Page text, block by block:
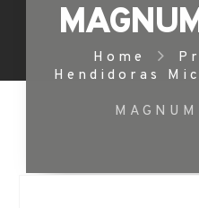
Home
Hendidoras